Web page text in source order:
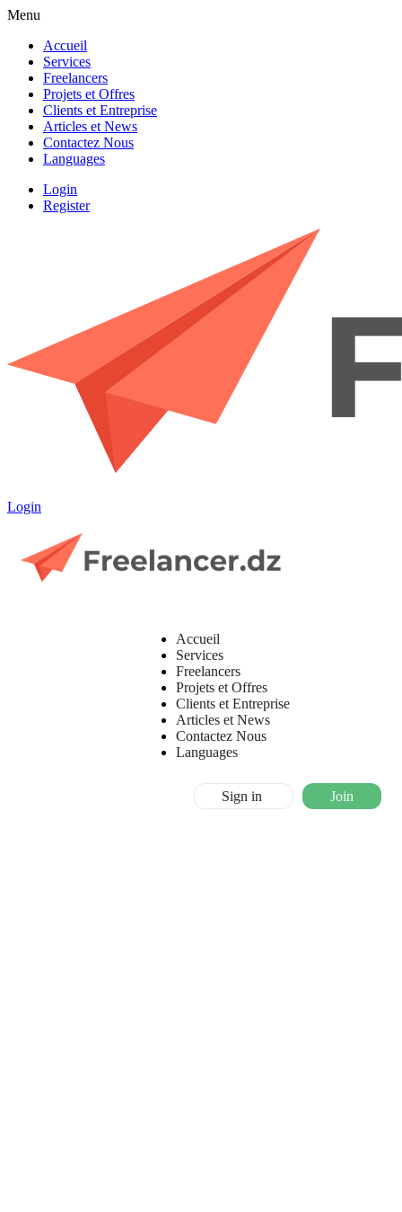
Menu
Accueil
Services
Freelancers
Projets et Offres
Clients et Entreprise
Articles et News
Contactez Nous
Languages
Login
Register
Login
Accueil
Services
Freelancers
Projets et Offres
Clients et Entreprise
Articles et News
Contactez Nous
Languages
Sign in Join